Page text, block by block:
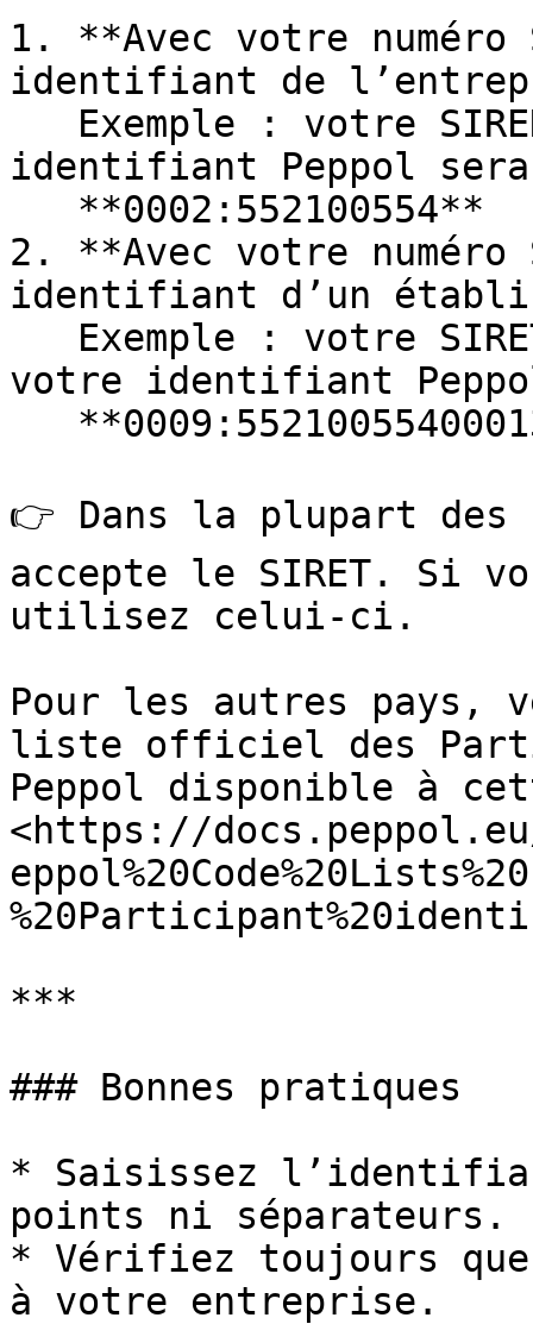
1. **Avec votre
identifiant de
identifiant Peppol
2. **Avec votre
identifiant d’un
votre identifiant
👉 Dans la plupart
accepte le SIRET. Si
utilisez celui-ci.
Pour les autres pays,
liste officiel des
Peppol disponible à
<https://
***
### Bonnes pratiques
* Saisissez
points ni séparateurs.
* Vérifiez toujours que
à votre entreprise.